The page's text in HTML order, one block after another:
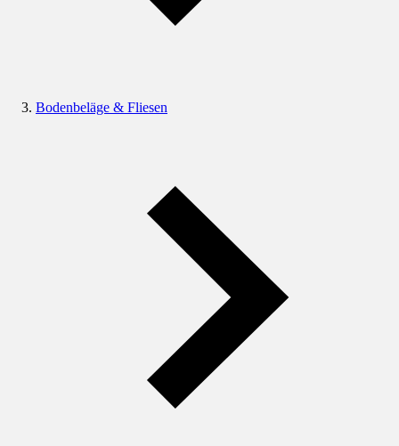
Bodenbeläge & Fliesen